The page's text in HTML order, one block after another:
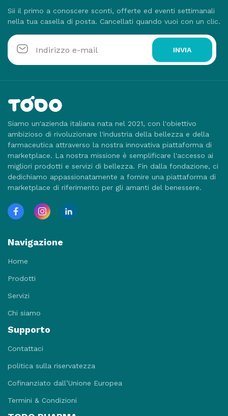
Sii il primo a conoscere sconti, offerte ed eventi settimanali
nella tua casella di posta. Cancellati quando vuoi con un clic.
INVIA
Siamo un'azienda italiana nata nel 2021, con l'obiettivo
ambizioso di rivoluzionare l'industria della bellezza e della
farmaceutica attraverso la nostra innovativa piattaforma di
marketplace. La nostra missione è semplificare l'accesso ai
migliori prodotti e servizi di bellezza. Fin dalla fondazione, ci
dedichiamo appassionatamente a fornire una piattaforma di
marketplace di riferimento per gli amanti del benessere.
Navigazione
Home
Prodotti
Servizi
Chi siamo
Supporto
Contattaci
politica sulla riservatezza
Cofinanziato dall’Unione Europea
Termini & Condizioni